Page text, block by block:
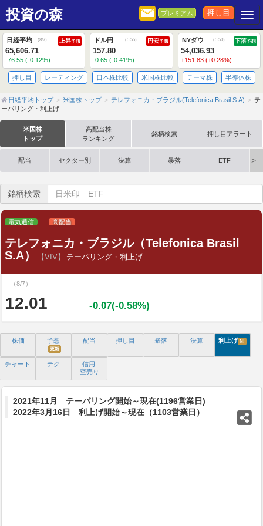
投資の森 プレミアム 押し目
日経平均 (8/7) 上昇予想
65,606.71
-76.55 (-0.12%)
ドル円 (5:55) 円安予想
157.80
-0.65 (-0.41%)
NYダウ (5:50) 下落予想
54,036.93
+151.83 (+0.28%)
押し目 レーティング 日本株比較 米国株比較 テーマ株 半導体株
日経平均トップ 米国株トップ テレフォニカ・ブラジル(Telefonica Brasil S.A)
テ
ーパリング・利上げ
米国株
トップ
高配当株
ランキング
銘柄検索 押し目アラート
配当 セクター別 決算 暴落 ETF
銘柄検索
電気通信 高配当
テレフォニカ・ブラジル（Telefonica Brasil
S.A）
【VIV】 テーパリング・利上げ
（8/7）
12.01 -0.07(-0.58%)
株価 予想
更新
配当 押し目 暴落 決算 利上げ N!
チャート テク
信用
空売り
2021年11月 テーパリング開始～現在(1196営業日)
2022年3月16日 利上げ開始～現在（1103営業日）